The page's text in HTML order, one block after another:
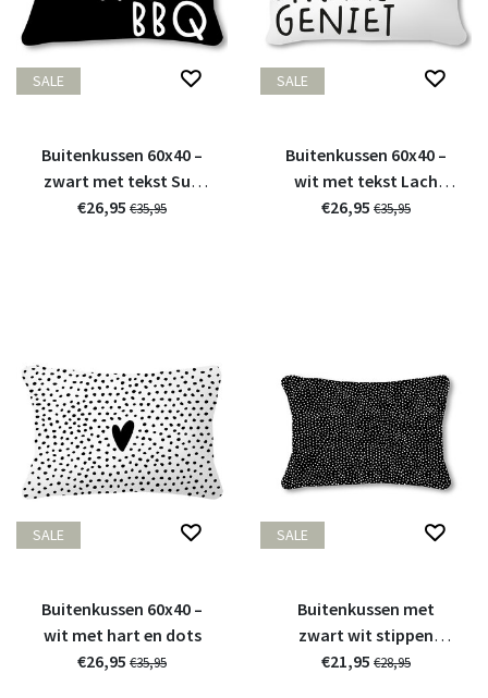
SALE
Buitenkussen 60x40 –
zwart met tekst Sun
Relax BBQ
€26,95 €35,95
SALE
Buitenkussen 60x40 –
wit met tekst Lach
Straal Geniet
€26,95 €35,95
SALE
Buitenkussen 60x40 –
wit met hart en dots
€26,95 €35,95
SALE
Buitenkussen met
zwart wit stippen
patroon –
€21,95 €28,95